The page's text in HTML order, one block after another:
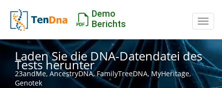
Demo
Berichts
Laden Sie die DNA-Datendatei des
Tests herunter
23andMe, AncestryDNA, FamilyTreeDNA, MyHeritage,
Genotek